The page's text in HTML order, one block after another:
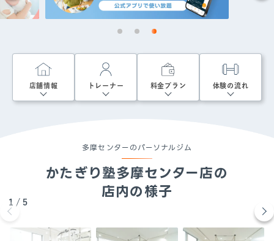
店舗情報 トレーナー 料金プラン 体験の流れ
多摩センターのパーソナルジム
かたぎり塾多摩センター店の
店内の様子
1 / 5